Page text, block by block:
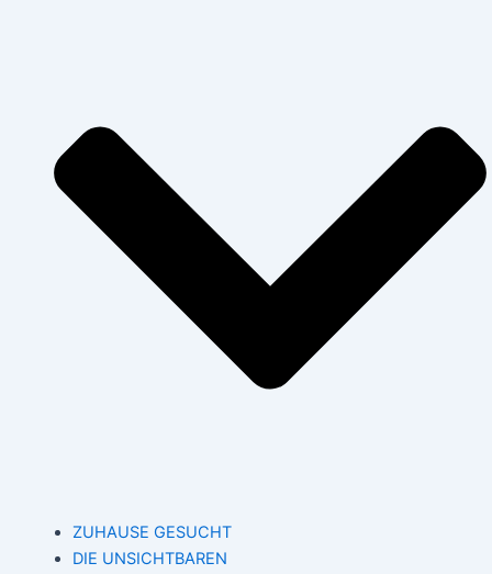
ZUHAUSE GESUCHT
DIE UNSICHTBAREN